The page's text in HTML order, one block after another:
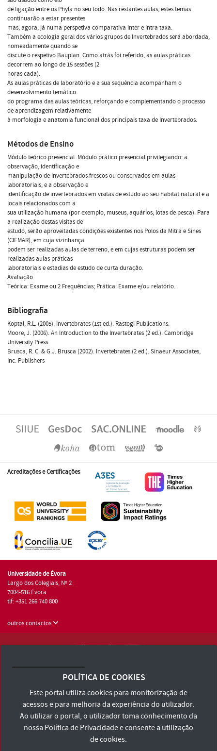
de ligação entre os Phyla no seu todo. Nas restantes aulas, estes temas
continuarão a estar presentes
mas, agora, já numa perspetiva comparativa inter e intra taxa.
Também a ecologia geral dos vários grupos de Invertebrados será abordada,
nomeadamente quando se
discute o respetivo Bauplan. Como atrás foi referido, as aulas práticas
decorrem ao longo de 15 sessões (2
horas cada).
As aulas práticas de laboratório e a sua sequência acompanham o
desenvolvimento temático
do programa das aulas teóricas, reforçando e complementando o processo
de aprendizagem relativamente
à morfologia e anatomia funcional dos principais taxa de Invertebrados.
Métodos de Ensino
Módulo teórico presencial. Módulo prático presencial privilegiando: a
observação, identificação e
manipulação de invertebrados frescos ou conservados em aulas
laboratoriais; e a observação e
identificação de invertebrados em visitas de estudo ao seu habitat natural e a
locais relacionados com a
sua utilização humana (por exemplo, museus, aquários, lotas de pesca). Para
a realização destas visitas de
estudo, serão aproveitadas condições existentes nos Polos da Mitra e Sines
(CIEMAR), em cuja vizinhança
podem ser realizadas aulas de terreno, e em cujas estruturas podem ser
realizadas aulas práticas
laboratoriais e estadias de estudo de curta duração.
Avaliação
Teórica: Exame ou 2 Frequências; Prática: Exame e/ou relatório.
Bibliografia
Koptal, R.L. (2005). Invertebrates (1st ed.). Rastogi Publications.
Moore, J. (2006). An Introduction to the Invertebrates (2 ed.). Cambridge
University Press.
Brusca, R. C. & G.J. Brusca (2002). Invertebrates (2 ed.). Sinaeur Associates,
Inc. Publishers
Acreditações e Certificações
Universidade de Évora
Largo dos Colegiais, Nº 2
7004-516 Évora
tlf: +351 266 740 800
outros contactos
Consulte os Termos e Condições e Política de Privacidade
Declaração de Acessibilidade
POLÍTICA DE COOKIES
Este portal utiliza cookies para monitorização de
acessos e para melhoria da experiência do utilizador.
Ao utilizar o portal, o utilizador toma conhecimento da
nossa Política de Privacidadee consente a utilização
de cookies.